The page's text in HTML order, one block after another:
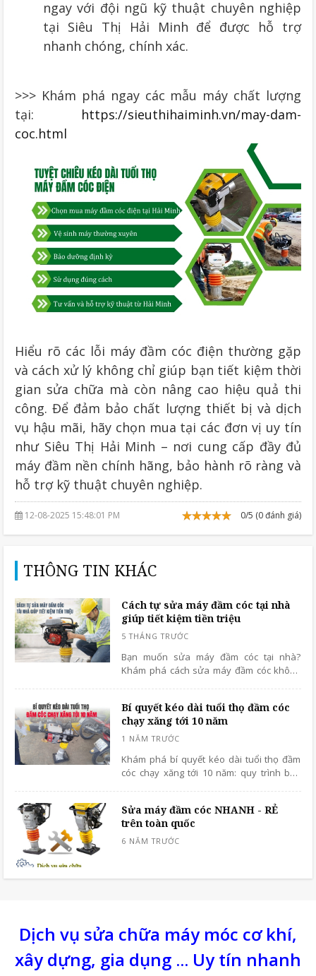
ngay với đội ngũ kỹ thuật chuyên nghiệp
tại Siêu Thị Hải Minh để được hỗ trợ
nhanh chóng, chính xác.
>>> Khám phá ngay các mẫu máy chất lượng
tại: https://sieuthihaiminh.vn/may-dam-
coc.html
Hiểu rõ các lỗi máy đầm cóc điện thường gặp
và cách xử lý không chỉ giúp bạn tiết kiệm thời
gian sửa chữa mà còn nâng cao hiệu quả thi
công. Để đảm bảo chất lượng thiết bị và dịch
vụ hậu mãi, hãy chọn mua tại các đơn vị uy tín
như Siêu Thị Hải Minh – nơi cung cấp đầy đủ
máy đầm nền chính hãng, bảo hành rõ ràng và
hỗ trợ kỹ thuật chuyên nghiệp.
12-08-2025 15:48:01 PM 0/5 (0 đánh giá)
THÔNG TIN KHÁC
Cách tự sửa máy đầm cóc tại nhà
giúp tiết kiệm tiền triệu
Bạn muốn sửa máy đầm cóc tại nhà?
Khám phá cách sửa máy đầm cóc không
mẹo sửa máy đầm cóc gần đây để tiết
kiệm chi phí, tối ưu hiệu suất và kéo dài
tuổi thọ máy.
Bí quyết kéo dài tuổi thọ đầm cóc
chạy xăng tới 10 năm
Khám phá bí quyết kéo dài tuổi thọ đầm
cóc chạy xăng tới 10 năm: quy trình bảo
Sửa máy đầm cóc NHANH - RẺ
trên toàn quốc
Dịch vụ sửa chữa máy móc cơ khí,
xây dựng, gia dụng ... Uy tín nhanh